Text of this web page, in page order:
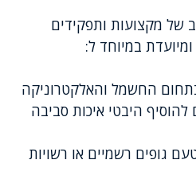
של מקצועות ותפקידים
במיוחד ל:
החשמל והאלקטרוניקה
להוסיף היבטי איכות סביבה
גופים רשמיים או רשויות